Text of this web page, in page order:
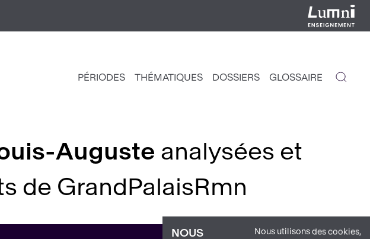
NOUS
Nous utilisons des cookies,
NAVIGATION
PÉRIODES THÉMATIQUES DOSSIERS GLOSSAIRE
Auguste analysées et
de GrandPalaisRmn